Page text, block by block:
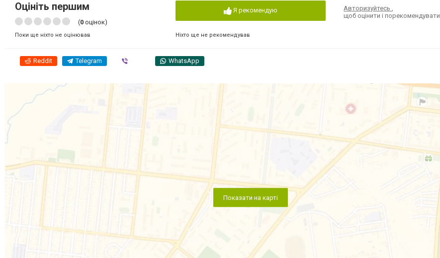
Оцініть першим
(0 оцінок)
Поки ще ніхто не оцінював
Я рекомендую
Ніхто ще не рекомендував
Авторизуйтесь,
щоб оцінити і порекомендувати
Reddit Telegram WhatsApp
Показати на карті